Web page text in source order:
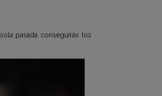
pasada conseguirás los